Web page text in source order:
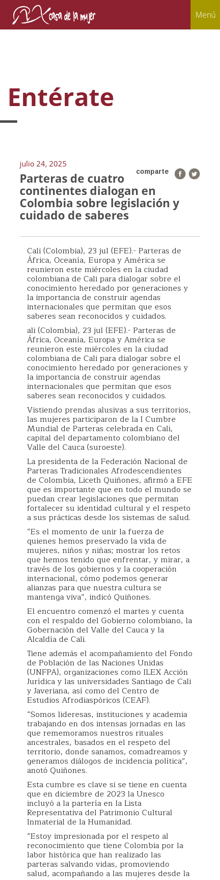
Menú
Entérate
julio 24, 2025
comparte
Parteras de cuatro
continentes dialogan en
Colombia sobre legislación y
cuidado de saberes
Cali (Colombia), 23 jul (EFE).- Parteras de
África, Oceanía, Europa y América se
reunieron este miércoles en la ciudad
colombiana de Cali para dialogar sobre el
conocimiento heredado por generaciones y
la importancia de construir agendas
internacionales que permitan que esos
saberes sean reconocidos y cuidados.
ali (Colombia), 23 jul (EFE).- Parteras de
África, Oceanía, Europa y América se
reunieron este miércoles en la ciudad
colombiana de Cali para dialogar sobre el
conocimiento heredado por generaciones y
la importancia de construir agendas
internacionales que permitan que esos
saberes sean reconocidos y cuidados.
Vistiendo prendas alusivas a sus territorios,
las mujeres participaron de la I Cumbre
Mundial de Parteras celebrada en Cali,
capital del departamento colombiano del
Valle del Cauca (suroeste).
La presidenta de la Federación Nacional de
Parteras Tradicionales Afrodescendientes
de Colombia, Liceth Quiñones, afirmó a EFE
que es importante que en todo el mundo se
puedan crear legislaciones que permitan
fortalecer su identidad cultural y el respeto
a sus prácticas desde los sistemas de salud.
“Es el momento de unir la fuerza de
quienes hemos preservado la vida de
mujeres, niños y niñas; mostrar los retos
que hemos tenido que enfrentar, y mirar, a
través de los gobiernos y la cooperación
internacional, cómo podemos generar
alianzas para que nuestra cultura se
mantenga viva”, indicó Quiñones.
El encuentro comenzó el martes y cuenta
con el respaldo del Gobierno colombiano, la
Gobernación del Valle del Cauca y la
Alcaldía de Cali.
Tiene además el acompañamiento del Fondo
de Población de las Naciones Unidas
(UNFPA), organizaciones como ILEX Acción
Jurídica y las universidades Santiago de Cali
y Javeriana, así como del Centro de
Estudios Afrodiaspóricos (CEAF).
“Somos lideresas, instituciones y academia
trabajando en dos intensas jornadas en las
que rememoramos nuestros rituales
ancestrales, basados en el respeto del
territorio, donde sanamos, comadreamos y
generamos diálogos de incidencia política”,
anotó Quiñones.
Esta cumbre es clave si se tiene en cuenta
que en diciembre de 2023 la Unesco
incluyó a la partería en la Lista
Representativa del Patrimonio Cultural
Inmaterial de la Humanidad.
“Estoy impresionada por el respeto al
reconocimiento que tiene Colombia por la
labor histórica que han realizado las
parteras salvando vidas, promoviendo
salud, acompañando a las mujeres desde la